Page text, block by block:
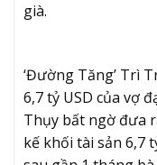
già.
‘Đường Tăng’ Trì
6,7 tỷ USD của vợ
Thụy bất ngờ đưa
kế khối tài sản 6,7